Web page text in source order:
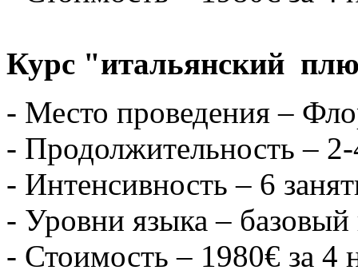
Курс "итальянский
- Место проведения –
- Продолжительность –
- Интенсивность – 6
- Уровни языка –
- Стоимость – 1980€ за 4